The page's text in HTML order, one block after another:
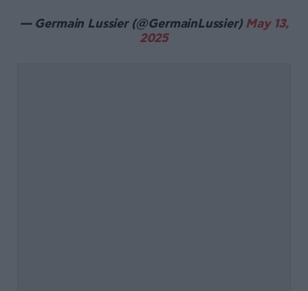
— Germain Lussier (@GermainLussier) May 13,
2025